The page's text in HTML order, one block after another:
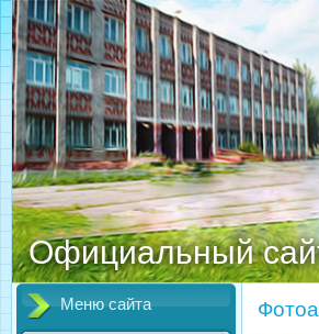
Официальный
Меню сайта